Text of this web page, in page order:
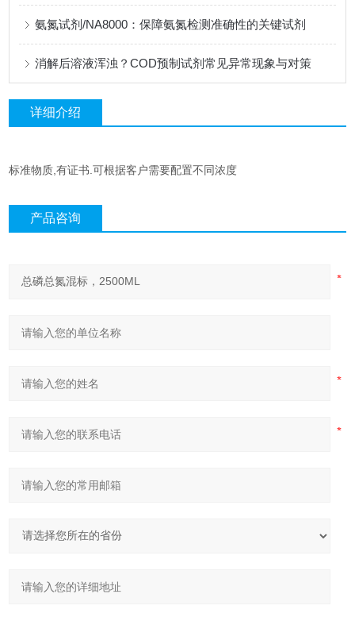
氨氮试剂/NA8000：保障氨氮检测准确性的关键试剂
消解后溶液浑浊？COD预制试剂常见异常现象与对策
详细介绍
标准物质,有证书.可根据客户需要配置不同浓度
产品咨询